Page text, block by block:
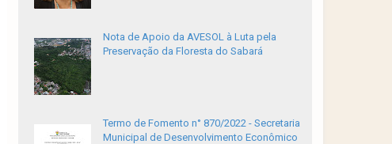
Nota de Apoio da AVESOL à Luta pela
Preservação da Floresta do Sabará
Termo de Fomento n° 870/2022 - Secretaria
Municipal de Desenvolvimento Econômico